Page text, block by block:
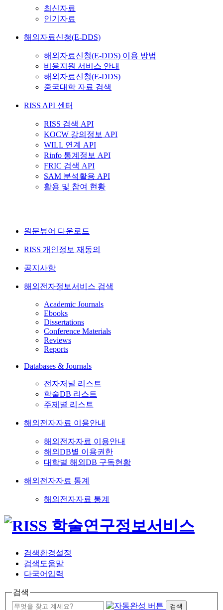
최신자료
인기자료
해외자료신청(E-DDS)
해외자료신청(E-DDS) 이용 방법
비용지원 서비스 안내
해외자료신청(E-DDS)
중국대학 자료 검색
RISS API 센터
RISS 검색 API
KOCW 강의정보 API
WILL 연계 API
Rinfo 통계정보 API
FRIC 검색 API
SAM 분석활용 API
활용 및 참여 현황
원문뷰어 다운로드
RISS 개인정보 재동의
공지사항
해외전자정보서비스 검색
Academic Journals
Ebooks
Dissertations
Conference Materials
Reviews
Reports
Databases & Journals
전자저널 리스트
학술DB 리스트
주제별 리스트
해외전자자료 이용안내
해외전자자료 이용안내
해외DB별 이용권한
대학별 해외DB 구독현황
해외전자자료 통계
해외전자자료 통계
검색환경설정
검색도움말
다국어입력
검색
검색